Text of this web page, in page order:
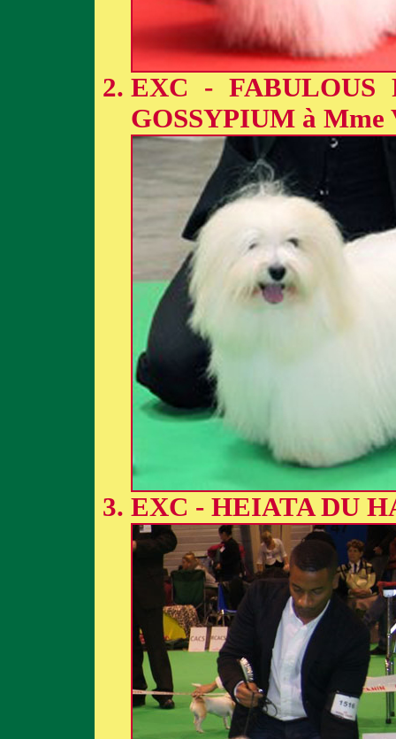
EXC - FABULOUS
GOSSYPIUM à
EXC - HEIATA DU